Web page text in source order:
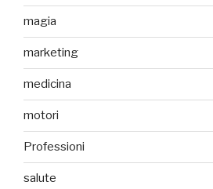
magia
marketing
medicina
motori
Professioni
salute